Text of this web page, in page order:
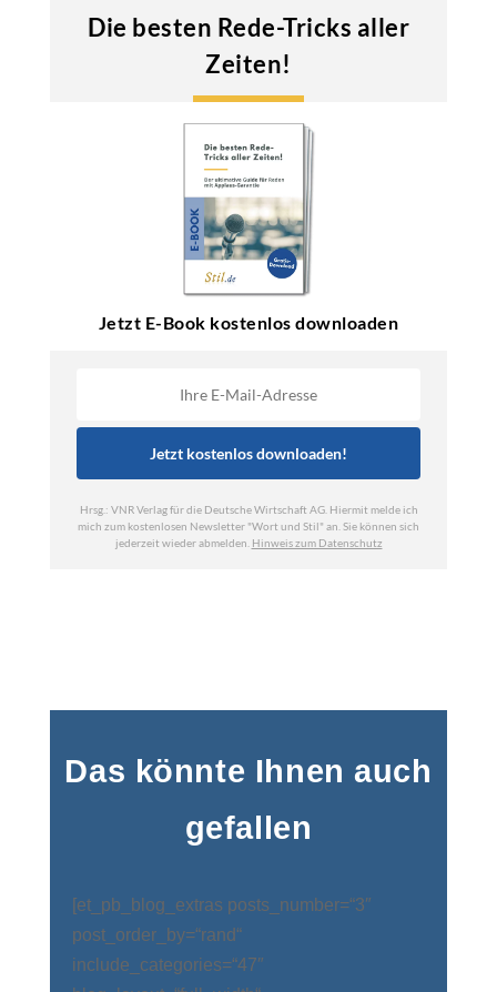
Das könnte Ihnen auch
gefallen
[et_pb_blog_extras posts_number=“3″
post_order_by=“rand“
include_categories=“47″